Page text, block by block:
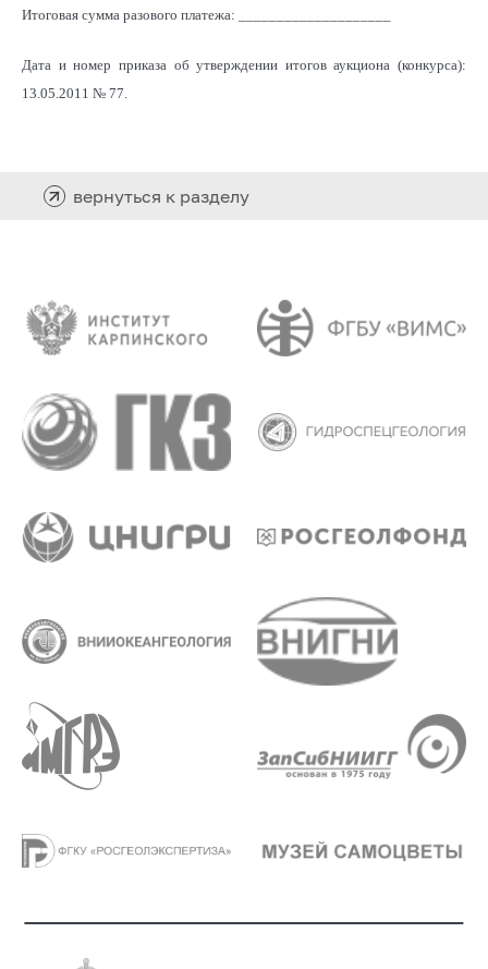
Итоговая сумма разового платежа: ____________________
Дата и номер приказа об утверждении итогов аукциона (конкурса):
13.05.2011 № 77.
вернуться к разделу